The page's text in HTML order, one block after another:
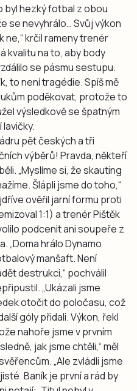
byl hezký fotbal z obou
se nevyhrálo… Svůj výkon
ne,“ krčil rameny trenér
kvalitu na to, aby body
se pásmu sestupu.
to není tragédie. Spíš mě
poděkovat, protože to
výsledkově se špatným
pět českých a tři
výběrů! Pravda, někteří
„Myslíme si, že skauting
Šlápli jsme do toho,“
ověřil jarní formu proti
1:1) a trenér Pištěk
podcenit ani soupeře z
„Doma hrálo Dynamo
manšaft. Není
destrukci,“ pochválil
„Ukázali jsme
otočit do poločasu, což
góly přidali. Výkon, řekl
nahoře jsme v prvním
jak jsme chtěli,“ měl
„Ale zvládli jsme
Baník je první a rád by